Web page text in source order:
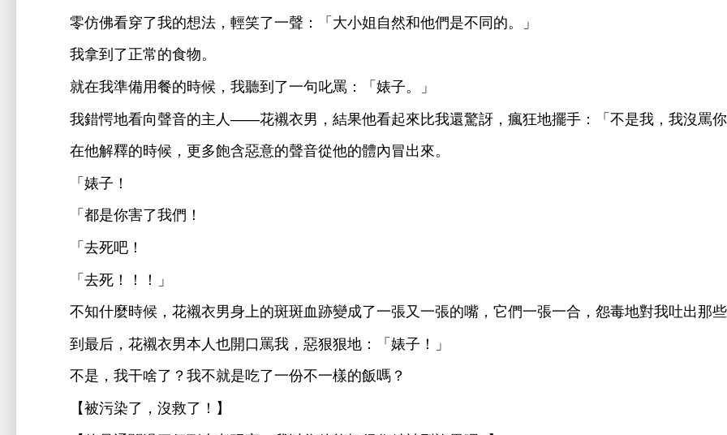
零仿佛
穿 法， 笑 ：「 姐自然 們 同
。」
拿到
正常
物。
就
準備用餐 候， 到
句叱罵：「婊子。」
錯愕
向 音 主 —— 襯 男，結果 起 比 還驚訝，瘋狂 擺 ：「 ，
沒罵
解釋
候，更 飽含惡 音從 冒
。
「婊子！
「都
害
們！
「
吧！
「
！！！」
什麼
候， 襯 男 斑斑血跡變成 張又 張 嘴， 們 張 ，怨毒 對 吐
到最后，
襯 男本 也 罵 ，惡狠狠
：「婊子！」
，
干啥 ？ 就 份 樣
飯嗎？
【被污染
，沒救
！】